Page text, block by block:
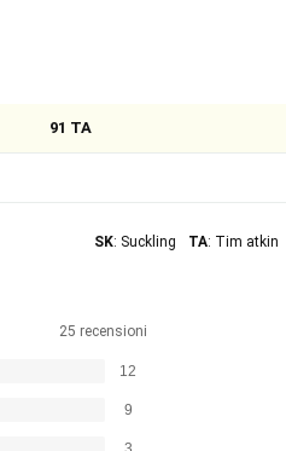
91 TA
SK: Suckling TA: Tim atkin
25 recensioni
12
9